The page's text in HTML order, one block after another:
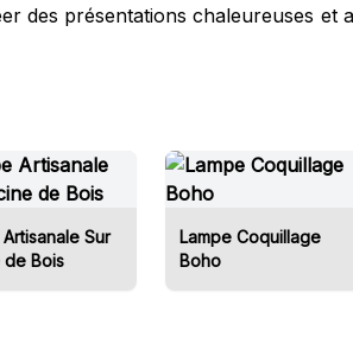
des présentations chaleureuses et
Sur
de Bois
Lampe Coquillage
Boho